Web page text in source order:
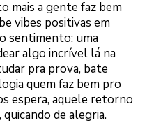
mais a gente faz bem
vibes positivas em
sentimento: uma
algo incrível lá na
pra prova, bate
quem faz bem pro
espera, aquele retorno
de alegria.